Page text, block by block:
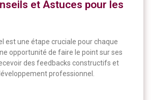
et Astuces pour les
est une étape cruciale pour chaque
opportunité de faire le point sur ses
des feedbacks constructifs et
professionnel.